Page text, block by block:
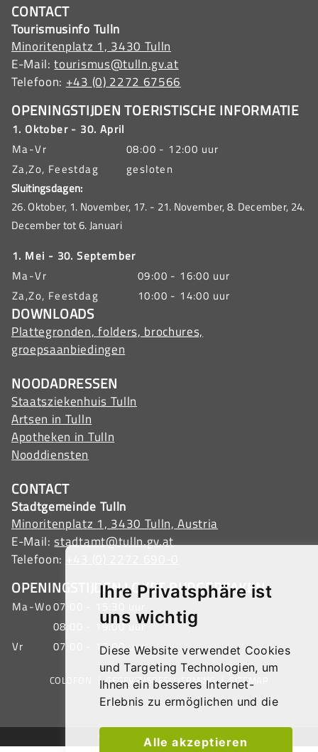
Ihre Privatsphäre ist
uns wichtig
Diese Website verwendet Cookies
und Targeting Technologien, um
Ihnen ein besseres Internet-
Erlebnis zu ermöglichen und die
Ihre Bedürfnisse anzupassen.
Alle akzeptieren
CONTACT
Tourismusinfo Tulln
Minoritenplatz 1, 3430 Tulln
E-Mail:tourismus@tulln.gv.at
Telefoon:+43 (0) 2272 67566
OPENINGSTIJDEN TOERISTISCHE INFORMATIE
1. Oktober - 30. April
Ma-Vr
08:00 - 12:00 uur
Za,Zo, Feestdag
gesloten
Sluitingsdagen:
26. Oktober, 1. November, 17. - 21. November, 8. December, 24.
December tot 6. Januari
1. Mei - 30. September
Ma-Vr
09:00 - 16:00 uur
Za,Zo, Feestdag
10:00 - 14:00 uur
DOWNLOADS
Plattegronden, folders, brochures,
groepsaanbiedingen
NOODADRESSEN
Staatsziekenhuis Tulln
Artsen in Tulln
Apotheken in Tulln
Nooddiensten
CONTACT
Stadtgemeinde Tulln
Minoritenplatz 1, 3430 Tulln, Austria
E-Mail:stadtamt@tulln.gv.at
Telefoon:
OPENINGSTIJDEN LOKET BURGERZAKEN
Ma-Wo07:00 - 15:30 uur
08:00 - 19:00 uur
Vr
07:00 - 12:00 uur
COLOFON | GEGEVENSBESCHERMING | SITEMAP
© 2026 Stadtgemeinde Tulln